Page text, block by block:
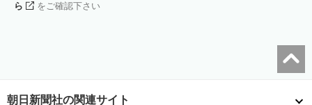
ら
をご確認下さい
朝日新聞社の関連サイト